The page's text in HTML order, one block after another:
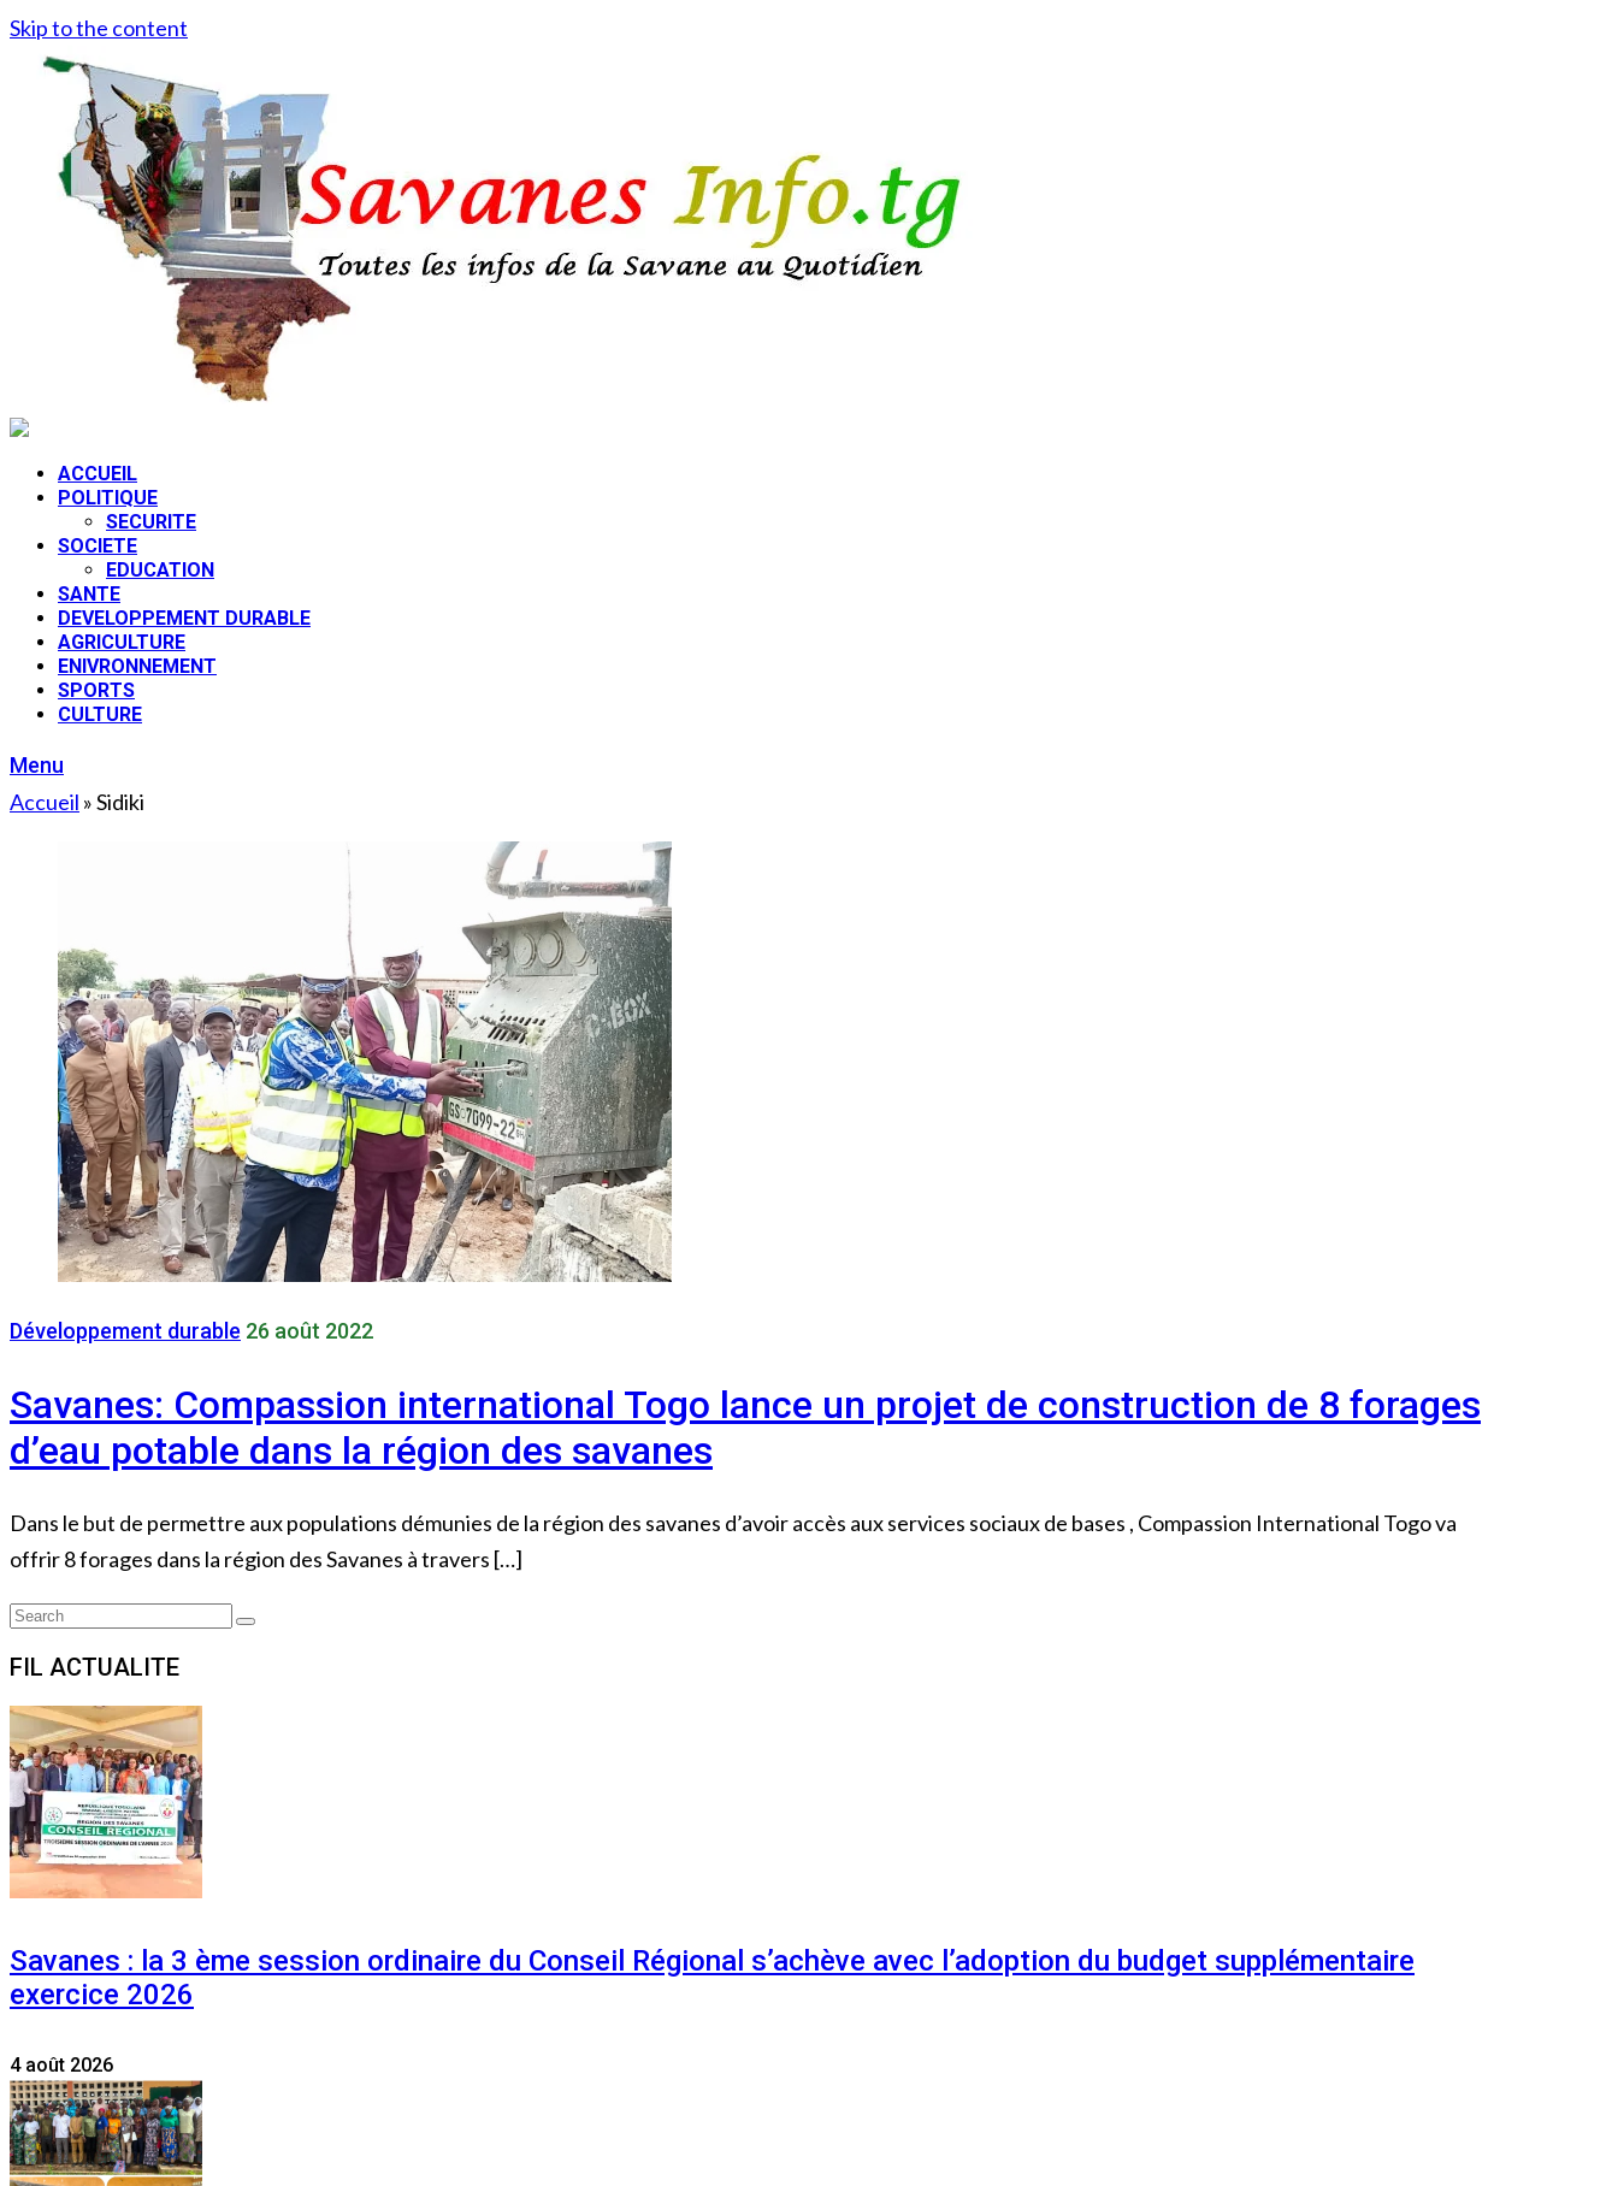
Skip to the content
ACCUEIL
POLITIQUE
SECURITE
SOCIETE
EDUCATION
SANTE
DEVELOPPEMENT DURABLE
AGRICULTURE
ENIVRONNEMENT
SPORTS
CULTURE
Menu
Accueil »Sidiki
Développement durable 26 août 2022
Savanes: Compassion international Togo lance un projet de construction de 8 forages
d’eau potable dans la région des savanes
Dans le but de permettre aux populations démunies de la région des savanes d’avoir accès aux services sociaux de bases , Compassion International Togo va
offrir 8 forages dans la région des Savanes à travers […]
Search
Search
FIL ACTUALITE
Savanes : la 3 ème session ordinaire du Conseil Régional s’achève avec l’adoption du budget supplémentaire
exercice 2026
4 août 2026